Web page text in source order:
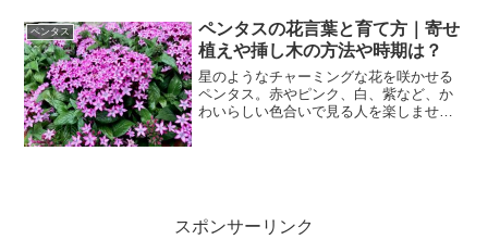
ペンタス
ペンタスの花言葉と育て方｜寄せ
植えや挿し木の方法や時期は？
星のようなチャーミングな花を咲かせる
ペンタス。赤やピンク、白、紫など、か
わいらしい色合いで見る人を楽しませて
スポンサーリンク